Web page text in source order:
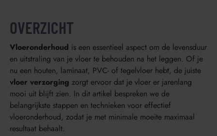
OVERZICHT
Vloeronderhoud is een essentieel aspect om de levensduur
en uitstraling van je vloer te behouden na het leggen. Of je
nu een houten, laminaat, PVC- of tegelvloer hebt, de juiste
vloer verzorging zorgt ervoor dat je vloer er jarenlang
mooi uit blijft zien. In dit artikel bespreken we de
belangrijkste stappen en technieken voor effectief
vloeronderhoud, zodat je met minimale moeite maximaal
resultaat behaalt.